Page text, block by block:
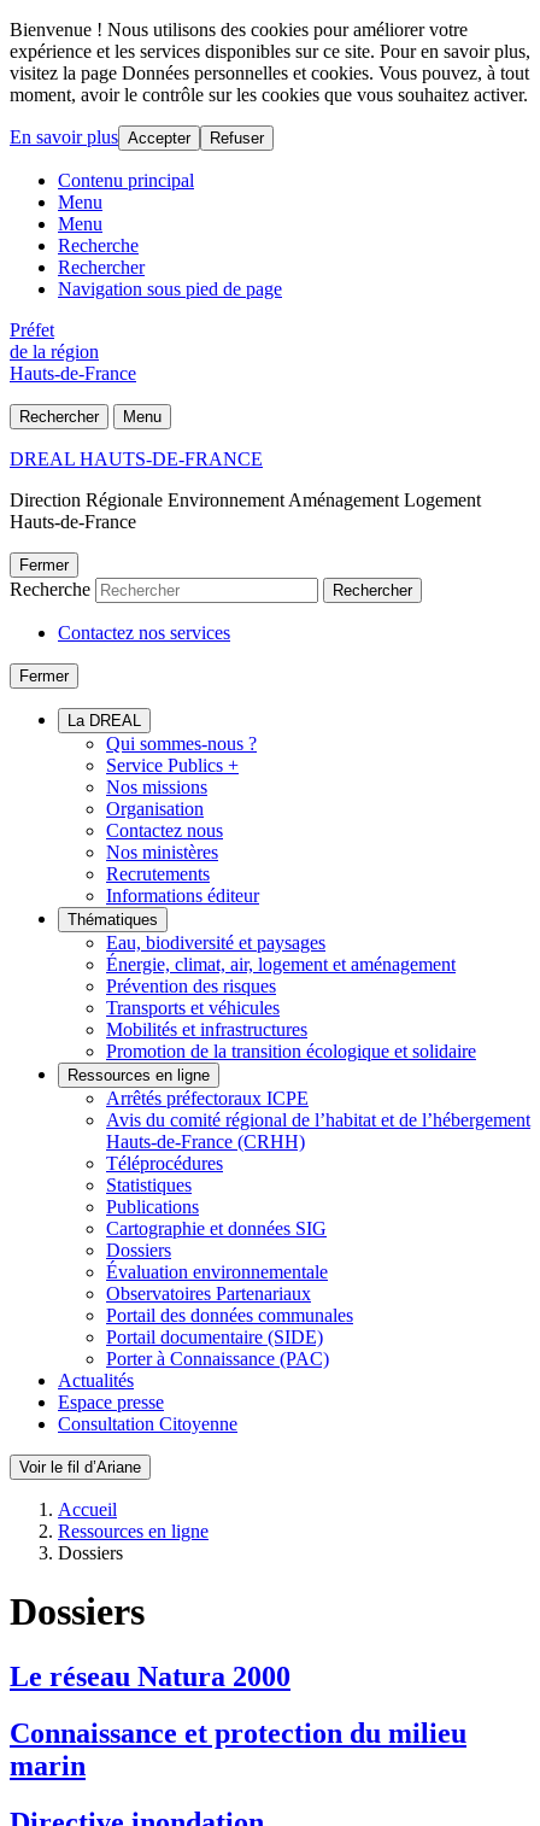
Bienvenue ! Nous utilisons des cookies pour améliorer votre
expérience et les services disponibles sur ce site. Pour en savoir plus,
visitez la page Données personnelles et cookies. Vous pouvez, à tout
moment, avoir le contrôle sur les cookies que vous souhaitez activer.
En savoir plus Accepter Refuser
Contenu principal
Menu
Menu
Recherche
Rechercher
Navigation sous pied de page
Préfet
de la région
Hauts-de-France
Rechercher Menu
DREAL HAUTS-DE-FRANCE
Direction Régionale Environnement Aménagement Logement
Hauts-de-France
Fermer
Recherche Rechercher
Contactez nos services
Fermer
La DREAL
Qui sommes-nous ?
Service Publics +
Nos missions
Organisation
Contactez nous
Nos ministères
Recrutements
Informations éditeur
Thématiques
Eau, biodiversité et paysages
Énergie, climat, air, logement et aménagement
Prévention des risques
Transports et véhicules
Mobilités et infrastructures
Promotion de la transition écologique et solidaire
Ressources en ligne
Arrêtés préfectoraux ICPE
Avis du comité régional de l’habitat et de l’hébergement
Hauts-de-France (CRHH)
Téléprocédures
Statistiques
Publications
Cartographie et données SIG
Dossiers
Évaluation environnementale
Observatoires Partenariaux
Portail des données communales
Portail documentaire (SIDE)
Porter à Connaissance (PAC)
Actualités
Espace presse
Consultation Citoyenne
Voir le fil d’Ariane
Accueil
Ressources en ligne
Dossiers
Dossiers
Le réseau Natura 2000
Connaissance et protection du milieu
marin